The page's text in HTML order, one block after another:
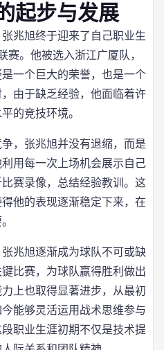
起步与发展
兆旭终于迎来了自己职业生
。他被选入浙江广厦队，
一个巨大的荣誉，也是一个
由于缺乏经验，他面临着许
的竞技环境。
，张兆旭并没有退缩，而是
用每一次上场机会展示自己
赛录像，总结经验教训。这
他的表现逐渐稳定下来，在
兆旭逐渐成为球队不可或缺
比赛，为球队赢得胜利做出
上也取得显著进步，从最初
能够灵活运用战术思维参与
职业生涯初期不仅是技术提